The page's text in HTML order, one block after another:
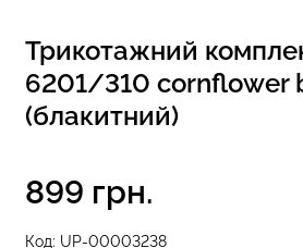
Трикотажний
6201/310 cornflower
(блакитний)
Код: UP-00003238
899 грн.